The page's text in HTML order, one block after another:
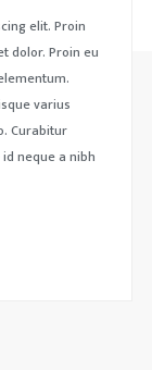
elit. Proin
dolor. Proin eu
varius
Curabitur
neque a nibh